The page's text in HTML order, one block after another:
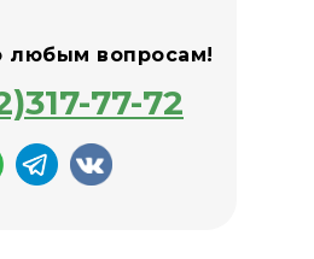
любым вопросам!
77-72